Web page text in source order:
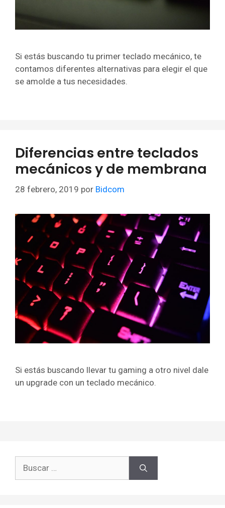
Si estás buscando tu primer teclado mecánico, te
contamos diferentes alternativas para elegir el que
se amolde a tus necesidades.
Diferencias entre teclados
mecánicos y de membrana
28 febrero, 2019 por Bidcom
Si estás buscando llevar tu gaming a otro nivel dale
un upgrade con un teclado mecánico.